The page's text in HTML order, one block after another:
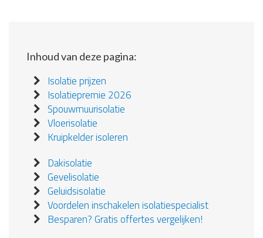
Inhoud van deze pagina:
Isolatie prijzen
Isolatiepremie 2026
Spouwmuurisolatie
Vloerisolatie
Kruipkelder isoleren
Dakisolatie
Gevelisolatie
Geluidsisolatie
Voordelen inschakelen isolatiespecialist
Besparen? Gratis offertes vergelijken!